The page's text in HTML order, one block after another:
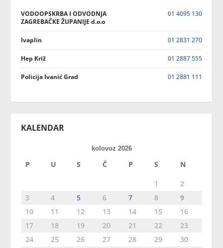
VODOOPSKRBA I ODVODNJA
ZAGREBAČKE ŽUPANIJE d.o.o
01 4095 130
Ivaplin 01 2831 270
Hep Križ 01 2887 555
Policija Ivanić Grad 01 2881 111
KALENDAR
kolovoz 2026
P U S Č P S N
1
2
3
4 5 6 7 8
9
10
11 12 13 14 15
16
17
18 19 20 21 22
23
24
25 26 27 28 29
30